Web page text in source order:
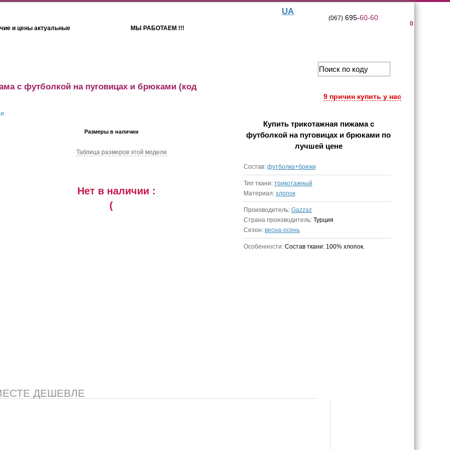
и цены актуальные МЫ РАБОТАЕМ !!!
UA
0
(067)695-60-60
9 причин купить у нас
с футболкой на пуговицах и брюками (код
Размеры в наличии
Таблица размеров этой модели
Нет в наличии :
(
Купить трикотажная пижама с
футболкой на пуговицах и брюками по
лучшей цене
Состав: футболка+брюки
Тип ткани: трикотажный
Материал: хлопок
Производитель: Gazzaz
Страна производитель: Турция
Сезон: весна-осень
Особенности: Состав ткани: 100% хлопок.
ДЕШЕВЛЕ